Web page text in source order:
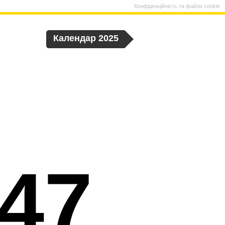
Календар 2025
Конфіденційність та файли cookie